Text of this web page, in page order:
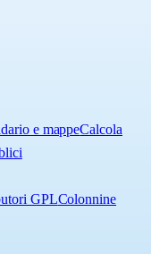
e mappeCalcola
GPLColonnine